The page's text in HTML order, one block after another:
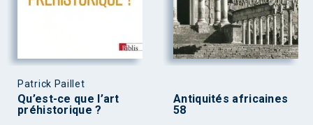
Patrick Paillet
Qu’est-ce que l’art
préhistorique ?
Antiquités africaines
58